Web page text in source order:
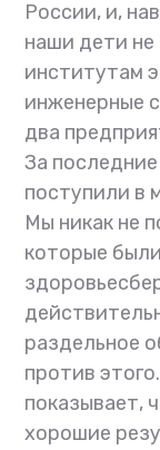
России, и,
наши дети
институтам
инженерные
два
За
поступили в
Мы никак не
которые
раздельное
против
показывает,
хорошие